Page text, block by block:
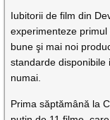
Iubitorii de film din
experimenteze
bune şi mai noi
standarde disponibile
numai.
Prima săptămână la